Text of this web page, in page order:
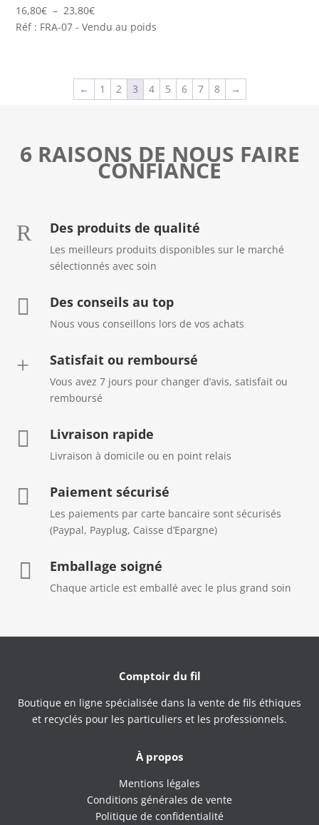
16,80€ – 23,80€Plage
de
à
23,80€
Réf : FRA-07 - Vendu au poids
← 1 2 3 4 5 6 7 8 →
6 RAISONS DE NOUS FAIRE
CONFIANCE
R Des produits de qualité
Les meilleurs produits disponibles sur le marché
sélectionnés avec soin
 Des conseils au top
Nous vous conseillons lors de vos achats
+ Satisfait ou remboursé
Vous avez 7 jours pour changer d’avis, satisfait ou
remboursé
 Livraison rapide
Livraison à domicile ou en point relais
 Paiement sécurisé
Les paiements par carte bancaire sont sécurisés
(Paypal, Payplug, Caisse d’Epargne)
 Emballage soigné
Chaque article est emballé avec le plus grand soin
Comptoir du fil
Boutique en ligne spécialisée dans la vente de fils éthiques
et recyclés pour les particuliers et les professionnels.
À propos
Mentions légales
Conditions générales de vente
Politique de confidentialité